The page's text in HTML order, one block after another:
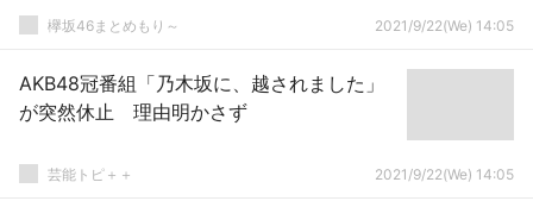
欅坂46まとめもり～ 2021/9/22(We) 14:05
AKB48冠番組「乃木坂に、越されました」
が突然休止 理由明かさず
芸能トピ＋＋ 2021/9/22(We) 14:05